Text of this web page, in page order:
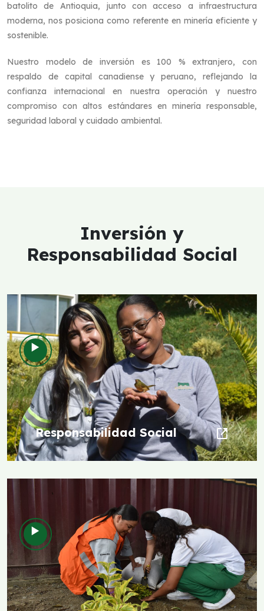
batolito de Antioquia, junto con acceso a infraestructura
moderna, nos posiciona como referente en minería eficiente y
sostenible.
Nuestro modelo de inversión es 100 % extranjero, con
respaldo de capital canadiense y peruano, reflejando la
confianza internacional en nuestra operación y nuestro
compromiso con altos estándares en minería responsable,
seguridad laboral y cuidado ambiental.
Inversión y
Responsabilidad Social
Responsabilidad Social